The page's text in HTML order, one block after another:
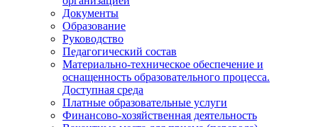
Документы
Образование
Руководство
Педагогический состав
Материально-техническое обеспечение и
оснащенность образовательного процесса.
Доступная среда
Платные образовательные услуги
Финансово-хозяйственная деятельность